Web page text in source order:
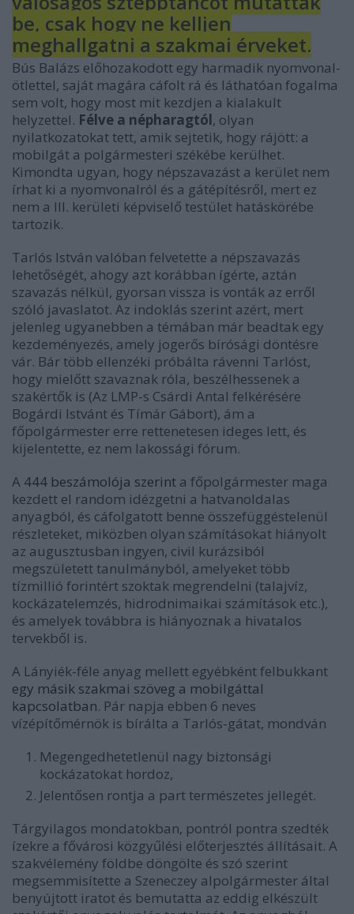
be, csak hogy ne kelljen
meghallgatni a szakmai érveket.
Bús Balázs előhozakodott egy harmadik nyomvonal-
ötlettel, saját magára cáfolt rá és láthatóan fogalma
sem volt, hogy most mit kezdjen a kialakult
helyzettel. Félve a népharagtól, olyan
nyilatkozatokat tett, amik sejtetik, hogy rájött: a
mobilgát a polgármesteri székébe kerülhet.
Kimondta ugyan, hogy népszavazást a kerület nem
írhat ki a nyomvonalról és a gátépítésről, mert ez
nem a III. kerületi képviselő testület hatáskörébe
tartozik.
Tarlós István valóban felvetette a népszavazás
lehetőségét, ahogy azt korábban ígérte, aztán
szavazás nélkül, gyorsan vissza is vonták az erről
szóló javaslatot. Az indoklás szerint azért, mert
jelenleg ugyanebben a témában már beadtak egy
kezdeményezés, amely jogerős bírósági döntésre
vár. Bár több ellenzéki próbálta rávenni Tarlóst,
hogy mielőtt szavaznak róla, beszélhessenek a
szakértők is (Az LMP-s Csárdi Antal felkérésére
Bogárdi Istvánt és Tímár Gábort), ám a
főpolgármester erre rettenetesen ideges lett, és
kijelentette, ez nem lakossági fórum.
A 444 beszámolója szerint a főpolgármester maga
kezdett el random idézgetni a hatvanoldalas
anyagból, és cáfolgatott benne összefüggéstelenül
részleteket, miközben olyan számításokat hiányolt
az augusztusban ingyen, civil kurázsiból
megszületett tanulmányból, amelyeket több
tízmillió forintért szoktak megrendelni (talajvíz,
kockázatelemzés, hidrodnimaikai számítások etc.),
és amelyek továbbra is hiányoznak a hivatalos
tervekből is.
A Lányiék-féle anyag mellett egyébként felbukkant
egy másik szakmai szöveg a mobilgáttal
kapcsolatban. Pár napja ebben 6 neves
vízépítőmérnök is bírálta a Tarlós-gátat, mondván
Megengedhetetlenül nagy biztonsági
kockázatokat hordoz,
Jelentősen rontja a part természetes jellegét.
Tárgyilagos mondatokban, pontról pontra szedték
ízekre a fővárosi közgyűlési előterjesztés állításait. A
szakvélemény földbe döngölte és szó szerint
megsemmisítette a Szeneczey alpolgármester által
benyújtott iratot és bemutatta az eddig elkészült